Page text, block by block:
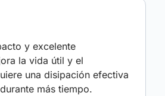
y excelente
la vida útil y el
una disipación efectiva
más tiempo.